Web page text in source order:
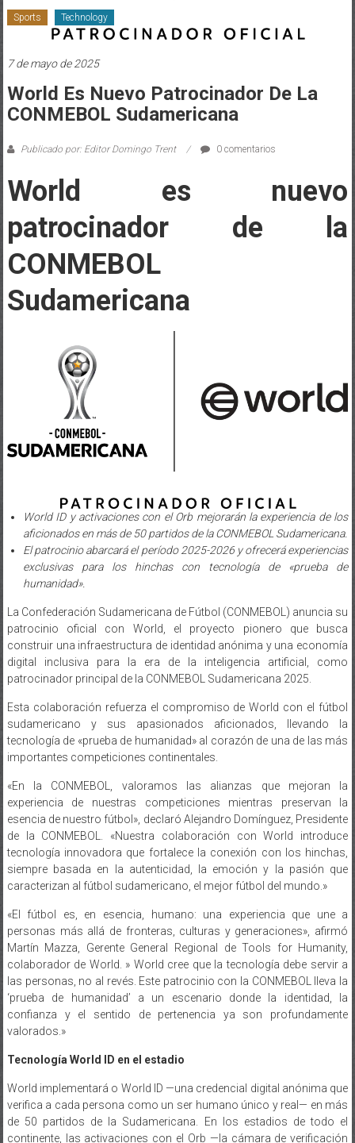
Sports Technology
7 de mayo de 2025
World Es Nuevo Patrocinador De La
CONMEBOL Sudamericana
Publicado por: Editor Domingo Trent 0 comentarios
World es nuevo
patrocinador de la
CONMEBOL
Sudamericana
World ID y activaciones con el Orb mejorarán la experiencia de los
aficionados en más de 50 partidos de la CONMEBOL Sudamericana.
El patrocinio abarcará el período 2025-2026 y ofrecerá experiencias
exclusivas para los hinchas con tecnología de «prueba de
humanidad».
La Confederación Sudamericana de Fútbol (CONMEBOL) anuncia su
patrocinio oficial con World, el proyecto pionero que busca
construir una infraestructura de identidad anónima y una economía
digital inclusiva para la era de la inteligencia artificial, como
patrocinador principal de la CONMEBOL Sudamericana 2025.
Esta colaboración refuerza el compromiso de World con el fútbol
sudamericano y sus apasionados aficionados, llevando la
tecnología de «prueba de humanidad» al corazón de una de las más
importantes competiciones continentales.
«En la CONMEBOL, valoramos las alianzas que mejoran la
experiencia de nuestras competiciones mientras preservan la
esencia de nuestro fútbol», declaró Alejandro Domínguez, Presidente
de la CONMEBOL. «Nuestra colaboración con World introduce
tecnología innovadora que fortalece la conexión con los hinchas,
siempre basada en la autenticidad, la emoción y la pasión que
caracterizan al fútbol sudamericano, el mejor fútbol del mundo.»
«El fútbol es, en esencia, humano: una experiencia que une a
personas más allá de fronteras, culturas y generaciones», afirmó
Martín Mazza, Gerente General Regional de Tools for Humanity,
colaborador de World. » World cree que la tecnología debe servir a
las personas, no al revés. Este patrocinio con la CONMEBOL lleva la
‘prueba de humanidad’ a un escenario donde la identidad, la
confianza y el sentido de pertenencia ya son profundamente
valorados.»
Tecnología World ID en el estadio
World implementará o World ID —una credencial digital anónima que
verifica a cada persona como un ser humano único y real— en más
de 50 partidos de la Sudamericana. En los estadios de todo el
continente, las activaciones con el Orb —la cámara de verificación